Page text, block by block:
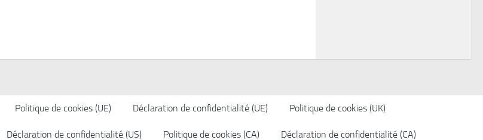
Politique de cookies (UE) Déclaration de confidentialité (UE) Politique de cookies (UK)
Déclaration de confidentialité (US) Politique de cookies (CA) Déclaration de confidentialité (CA)